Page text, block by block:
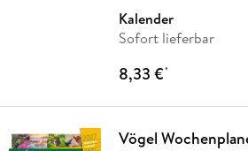
Kalender
Sofort lieferbar
8,33 €*
Vögel